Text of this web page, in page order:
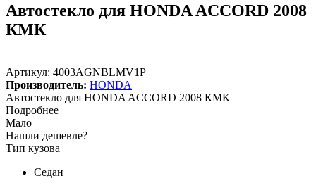
Автостекло для HONDA ACCORD 2008
КМК
Артикул: 4003AGNBLMV1P
Производитель: HONDA
Автостекло для HONDA ACCORD 2008 КМК
Подробнее
Мало
Нашли дешевле?
Тип кузова
Седан